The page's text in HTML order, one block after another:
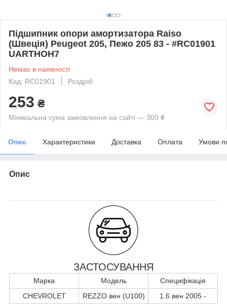
Підшипник опори амортизатора Raiso
(Швеція) Peugeot 205, Пежо 205 83 - #RC01901
UARTHOH7
Немає в наявності
Код: RC01901
Роздріб
253 ₴
Мінімальна сума замовлення на сайті — 300 ₴
Опис Характеристики Доставка Оплата Умови
Опис
ЗАСТОСУВАННЯ
Марка Модель
Специфікація
CHEVROLET
REZZO вен (U100)
1.6 вен 2005 -